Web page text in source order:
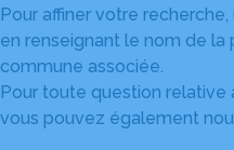
Pour affiner votre
en renseignant le nom de la
commune associée.
Pour toute question
vous pouvez également